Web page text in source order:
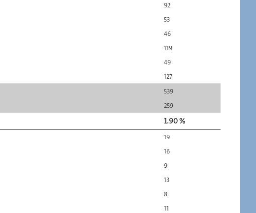
539
259
92
53
46
119
49
127
1.90 %
19
16
9
13
8
11